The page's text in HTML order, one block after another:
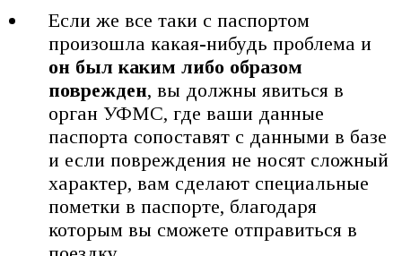
Если же все таки с паспортом
произошла какая-нибудь проблема и
он был каким либо образом
поврежден, вы должны явиться в
орган УФМС, где ваши данные
паспорта сопоставят с данными в базе
и если повреждения не носят сложный
характер, вам сделают специальные
пометки в паспорте, благодаря
которым вы сможете отправиться в